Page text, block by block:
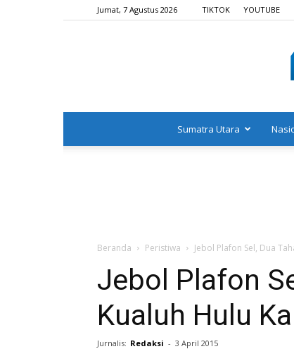
Jumat, 7 Agustus 2026 TIKTOK YOUTUBE
Sumatra Utara
Beranda Peristiwa Jebol Plafon Sel, Dua
Jebol Plafon
Kualuh Hulu
Jurnalis: Redaksi - 3 April 2015